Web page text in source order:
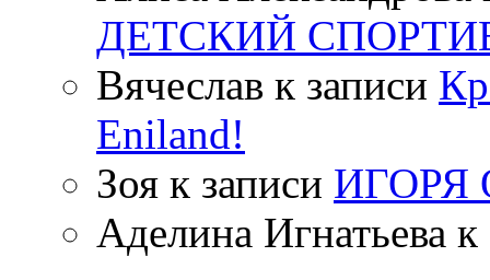
ДЕТСКИЙ
Вячеслав к записи
Eniland!
Зоя к записи ИГОРЯ
Аделина Игнатьева к